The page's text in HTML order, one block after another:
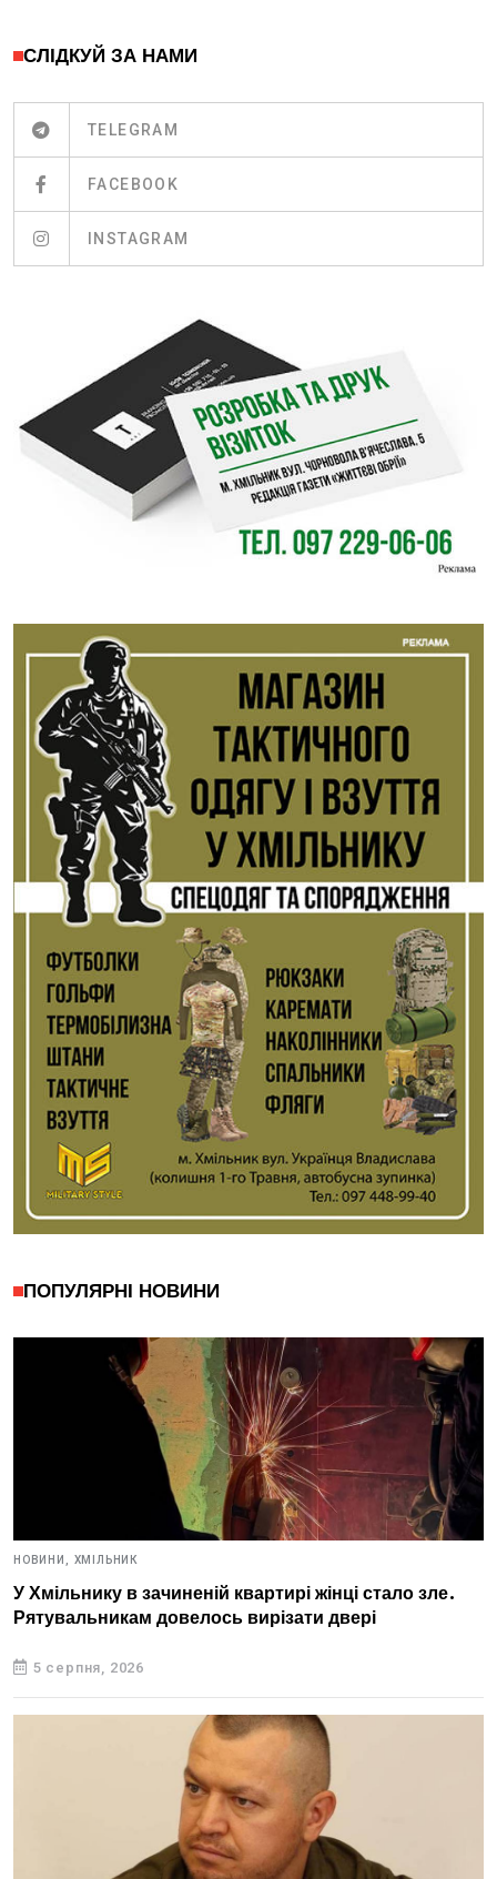
СЛІДКУЙ ЗА НАМИ
TELEGRAM
FACEBOOK
INSTAGRAM
ПОПУЛЯРНІ НОВИНИ
НОВИНИ, ХМІЛЬНИК
У Хмільнику в зачиненій квартирі жінці стало зле.
Рятувальникам довелось вирізати двері
5 серпня, 2026